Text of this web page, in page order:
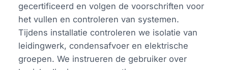
gecertificeerd en volgen de voorschriften voor
het vullen en controleren van systemen.
Tijdens installatie controleren we isolatie van
leidingwerk, condensafvoer en elektrische
groepen. We instrueren de gebruiker over